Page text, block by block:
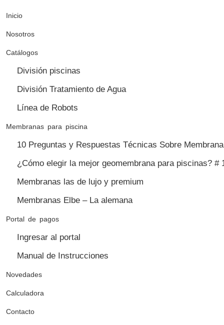
Inicio
Nosotros
Catálogos
División piscinas
División Tratamiento de Agua
Línea de Robots
Membranas para piscina
10 Preguntas y Respuestas Técnicas Sobre
¿Cómo elegir la mejor geomembrana para piscinas? #
Membranas las de lujo y premium
Membranas Elbe – La alemana
Portal de pagos
Ingresar al portal
Manual de Instrucciones
Novedades
Calculadora
Contacto